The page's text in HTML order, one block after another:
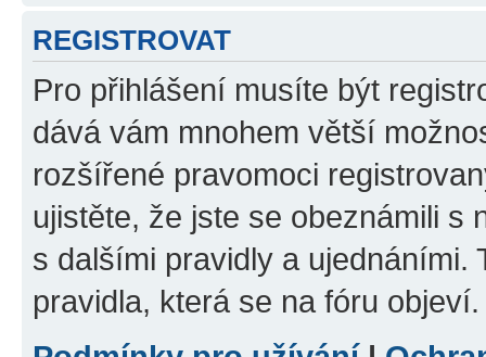
REGISTROVAT
Pro přihlášení musíte být
dává vám mnohem větší
rozšířené pravomoci
ujistěte, že jste se obeznámili s
s dalšími pravidly a ujednáními.
pravidla, která se na fóru objeví.